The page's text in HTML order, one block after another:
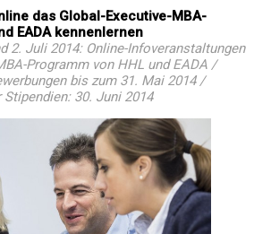
das Global-Executive-MBA-
EADA kennenlernen
2. Juli 2014: Online-Infoveranstaltungen
Programm von HHL und EADA /
bis zum 31. Mai 2014 /
30. Juni 2014